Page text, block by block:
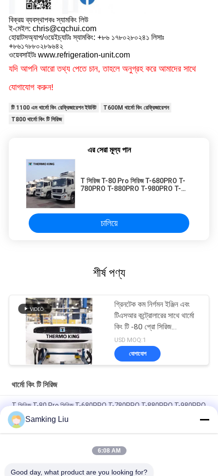
বিক্রয় ব্যবস্থাপকঃ স্যামকিং লিউ
ই-মেইল: chris@cqchui.com
হোয়াটসঅ্যাপ/ওয়েইচ্যাটঃ স্যামকিং: +৮৬ ১৭৮০২৮০২৪১ লিসাঃ
+৮৬১৭৮৮০২৮৯৬৪২
ওয়েবসাইটঃ www.refrigeration-unit.com
যদি আপনি আরো তথ্য পেতে চান, তাহলে অনুগ্রহ করে আমাদের সাথে
যোগাযোগ করুন!
টি 1100 এম থার্মো কিং রেফ্রিজারেশন ইউনিট
T600M থার্মো কিং রেফ্রিজারেশন
T800 থার্মো কিং টি সিরিজ
এর সেরা মূল্য পান
T সিরিজ T-80 Pro সিরিজ T-680PRO T-
780PRO T-880PRO T-980PRO T-
চালিয়ে
শীর্ষ পণ্য
গ্রিনটেক কম নির্গমন ইঞ্জিন এবং
টিএসআর কন্ট্রোলারের সাথে থার্মো
কিং টি -80 প্রো সিরিজ
রেফ্রিজারেশন ইউনিট
USD MOQ:1
যোগাযোগ
থার্মো কিং টি সিরিজ
T সিরিজ T-80 Pro সিরিজ T-680PRO T-780PRO T-880PRO T-980PRO
T-1080Pro T-1180Pro c থার্মো কিং রেফ্রিজারেশন ইউনিট
ট্রাকের জন্য থার্মো কিং টি সিরিজ T-1080 প্রো হারমেটিক স্ক্রল কম্প্রেসার 450W
Samking Liu
6:08 AM
Good day, what product are you looking for?